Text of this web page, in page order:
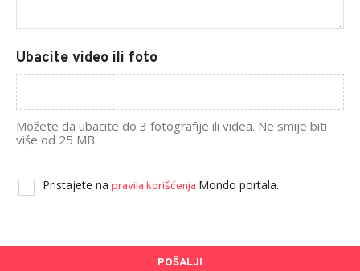
Ubacite video ili foto
Možete da ubacite do 3 fotografije ili videa. Ne smije biti
više od 25 MB.
Pristajete na pravila korišćenja Mondo portala.
POŠALJI